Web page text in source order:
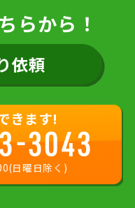
らから！
依頼
きます!
3043
日曜日除く)